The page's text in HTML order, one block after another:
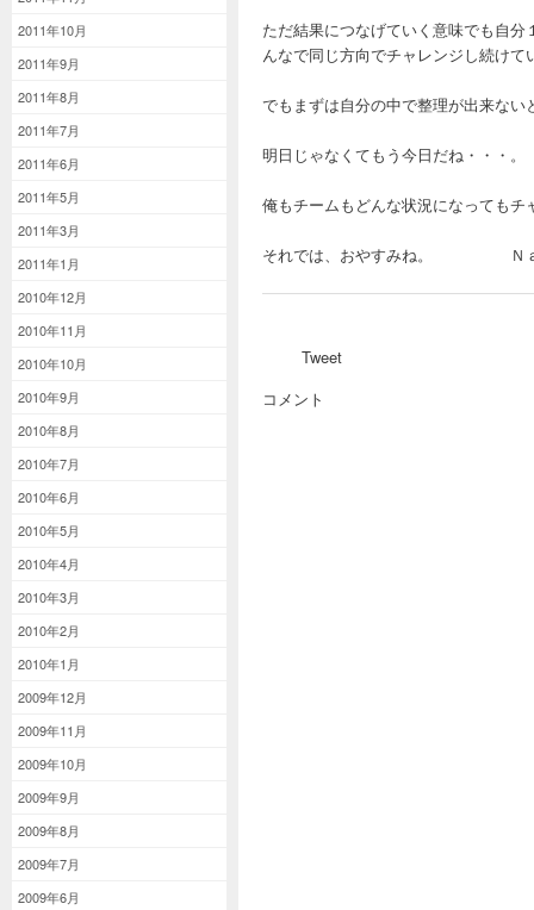
2011年10月
2011年9月
2011年8月
2011年7月
2011年6月
2011年5月
2011年3月
2011年1月
2010年12月
2010年11月
2010年10月
2010年9月
2010年8月
2010年7月
2010年6月
2010年5月
2010年4月
2010年3月
2010年2月
2010年1月
2009年12月
2009年11月
2009年10月
2009年9月
2009年8月
2009年7月
2009年6月
ただ結果につなげていく意味でも自
んなで同じ方向でチャレンジし続け
でもまずは自分の中で整理が出来な
明日じゃなくてもう今日だね・・・。
俺もチームもどんな状況になってもチ
それでは、おやすみね。 Ｎ
Tweet
コメント